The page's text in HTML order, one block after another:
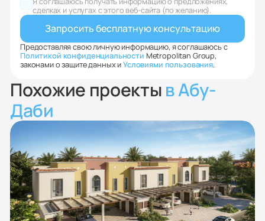
+1
сделках и услугах с этого веб-сайта (по желанию).
Предоставляя свою личную информацию, я соглашаюсь с
Политикой конфиденциальности Metropolitan Group,
законами о защите данных иУсловиями пользования.
Похожие проектыв Абу-
Даби